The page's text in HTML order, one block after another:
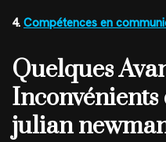
4. Compétences en
Quelques
julian